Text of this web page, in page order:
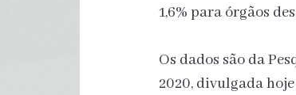
1,6% para órgãos
Os dados são da
2020, divulgada